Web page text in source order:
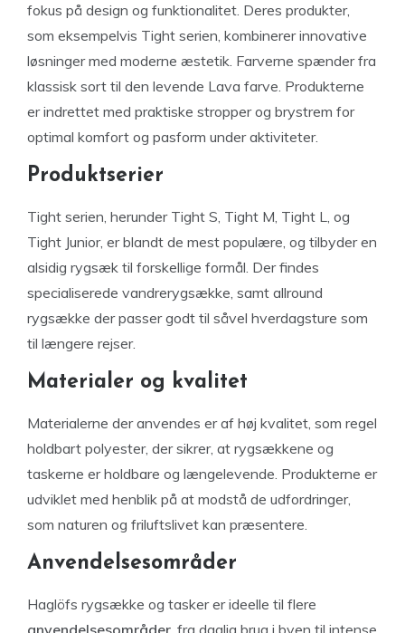
fokus på design og funktionalitet. Deres produkter,
som eksempelvis Tight serien, kombinerer innovative
løsninger med moderne æstetik. Farverne spænder fra
klassisk sort til den levende Lava farve. Produkterne
er indrettet med praktiske stropper og brystrem for
optimal komfort og pasform under aktiviteter.
Produktserier
Tight serien, herunder Tight S, Tight M, Tight L, og
Tight Junior, er blandt de mest populære, og tilbyder en
alsidig rygsæk til forskellige formål. Der findes
specialiserede vandrerygsække, samt allround
rygsække der passer godt til såvel hverdagsture som
til længere rejser.
Materialer og kvalitet
Materialerne der anvendes er af høj kvalitet, som regel
holdbart polyester, der sikrer, at rygsækkene og
taskerne er holdbare og længelevende. Produkterne er
udviklet med henblik på at modstå de udfordringer,
som naturen og friluftslivet kan præsentere.
Anvendelsesområder
Haglöfs rygsække og tasker er ideelle til flere
anvendelsesområder , fra daglig brug i byen til intense